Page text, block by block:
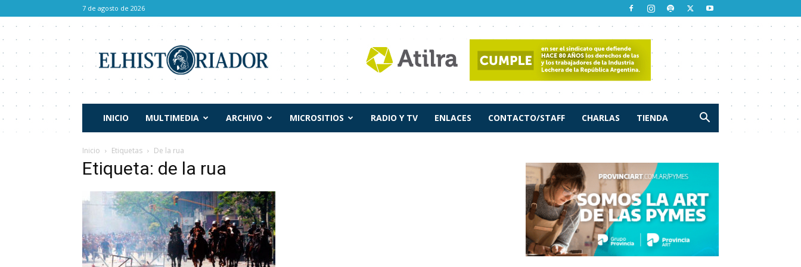
7 de agosto de 2026
Historiador
INICIO MULTIMEDIA ARCHIVO MICROSITIOS RADIO Y TV ENLACES CONTACTO/STAFF CHARLAS TIENDA
Inicio Etiquetas De la rua
Etiqueta: de la rua